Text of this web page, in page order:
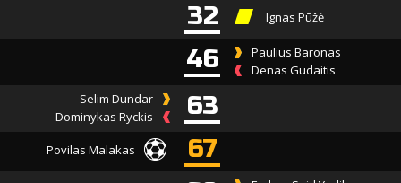
32 Ignas Pūžė
46
Paulius Baronas
Denas Gudaitis
Selim Dundar
Dominykas Ryckis
63
Povilas Malakas
67